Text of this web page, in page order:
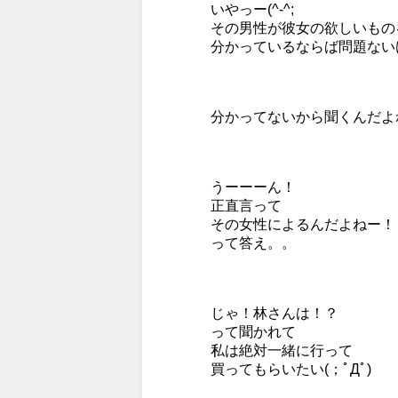
いやっー(^-^;
その男性が彼女の欲しいもの
分かっているならば問題な
分かってないから聞くんだよ
うーーーん！
正直言って
その女性によるんだよねー！
って答え。。
じゃ！林さんは！？
って聞かれて
私は絶対一緒に行って
買ってもらいたい(；ﾟДﾟ)